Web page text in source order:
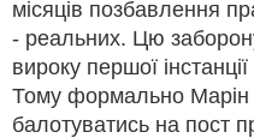
місяців позбавлення
- реальних. Цю
вироку першої
Тому формально
балотуватись на пост